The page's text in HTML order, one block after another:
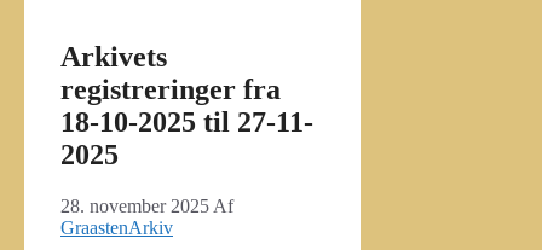
Arkivets
registreringer fra
18-10-2025 til 27-11-
2025
28. november 2025 Af
GraastenArkiv